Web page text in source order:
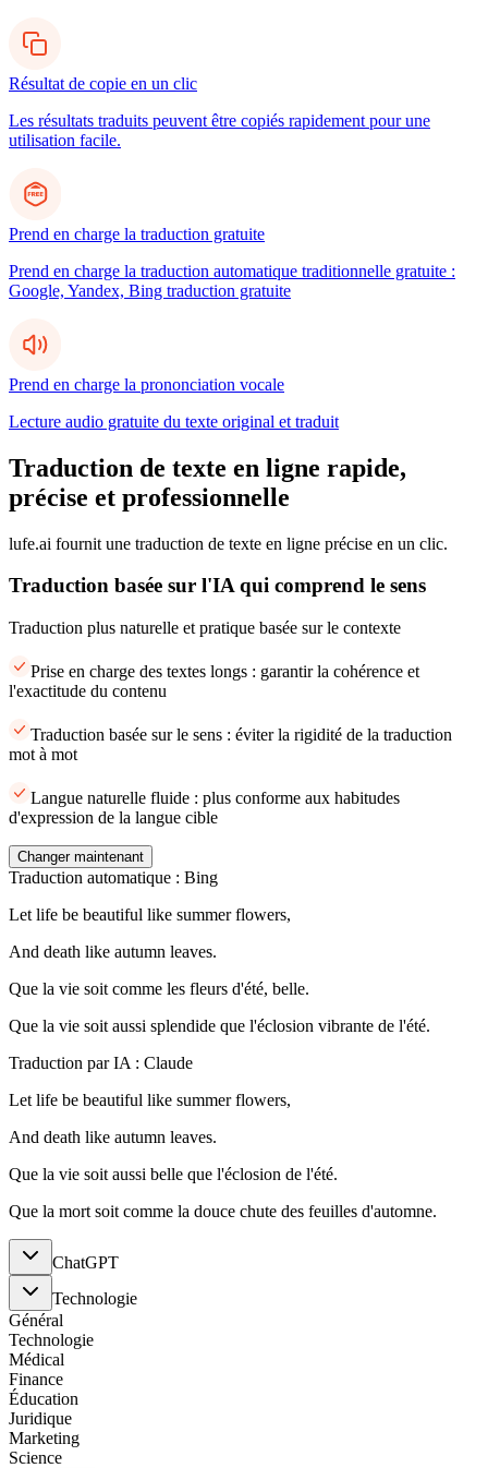
Résultat de copie en un clic
Les résultats traduits peuvent être copiés rapidement pour une
utilisation facile.
Prend en charge la traduction gratuite
Prend en charge la traduction automatique traditionnelle gratuite :
Google, Yandex, Bing traduction gratuite
Prend en charge la prononciation vocale
Lecture audio gratuite du texte original et traduit
Traduction de texte en ligne rapide,
précise et professionnelle
lufe.ai fournit une traduction de texte en ligne précise en un clic.
Traduction basée sur l'IA qui comprend le sens
Traduction plus naturelle et pratique basée sur le contexte
Prise en charge des textes longs : garantir la cohérence et
l'exactitude du contenu
Traduction basée sur le sens : éviter la rigidité de la traduction
mot à mot
Langue naturelle fluide : plus conforme aux habitudes
d'expression de la langue cible
Changer maintenant
Traduction automatique : Bing
Let life be beautiful like summer flowers,
And death like autumn leaves.
Que la vie soit comme les fleurs d'été, belle.
Que la vie soit aussi splendide que l'éclosion vibrante de l'été.
Traduction par IA : Claude
Let life be beautiful like summer flowers,
And death like autumn leaves.
Que la vie soit aussi belle que l'éclosion de l'été.
Que la mort soit comme la douce chute des feuilles d'automne.
ChatGPT
Technologie
Général
Technologie
Médical
Finance
Éducation
Juridique
Marketing
Science